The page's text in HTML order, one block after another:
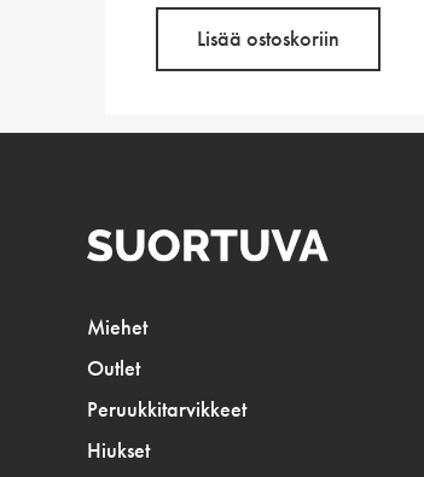
Lisää ostoskoriin
Miehet
Outlet
Peruukkitarvikkeet
Hiukset